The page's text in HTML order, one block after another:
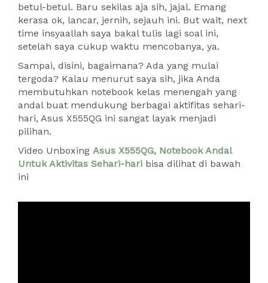
betul-betul. Baru sekilas aja sih, jajal. Emang
kerasa ok, lancar, jernih, sejauh ini. But wait, next
time insyaallah saya bakal tulis lagi soal ini,
setelah saya cukup waktu mencobanya, ya.
Sampai, disini, bagaimana? Ada yang mulai
tergoda? Kalau menurut saya sih, jika Anda
membutuhkan notebook kelas menengah yang
andal buat mendukung berbagai aktifitas sehari-
hari, Asus X555QG ini sangat layak menjadi
pilihan.
Video Unboxing Asus X555QG, Notebook Andal
Untuk Aktivitas Sehari-hari bisa dilihat di bawah
ini